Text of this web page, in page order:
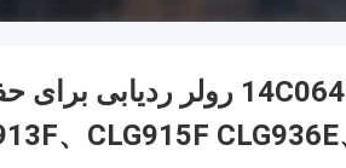
、CLG915F